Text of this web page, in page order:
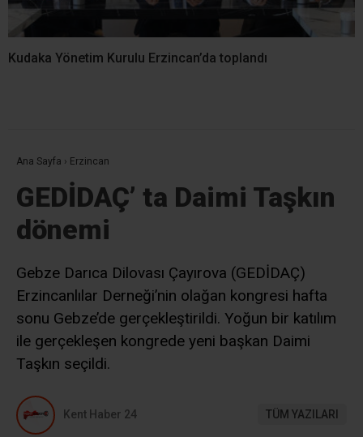
Kudaka Yönetim Kurulu Erzincan’da toplandı
Ana Sayfa › Erzincan
GEDİDAÇ’ ta Daimi Taşkın
dönemi
Gebze Darıca Dilovası Çayırova (GEDİDAÇ)
Erzincanlılar Derneği’nin olağan kongresi hafta
sonu Gebze’de gerçekleştirildi. Yoğun bir katılım
ile gerçekleşen kongrede yeni başkan Daimi
Taşkın seçildi.
Kent Haber 24 TÜM YAZILARI